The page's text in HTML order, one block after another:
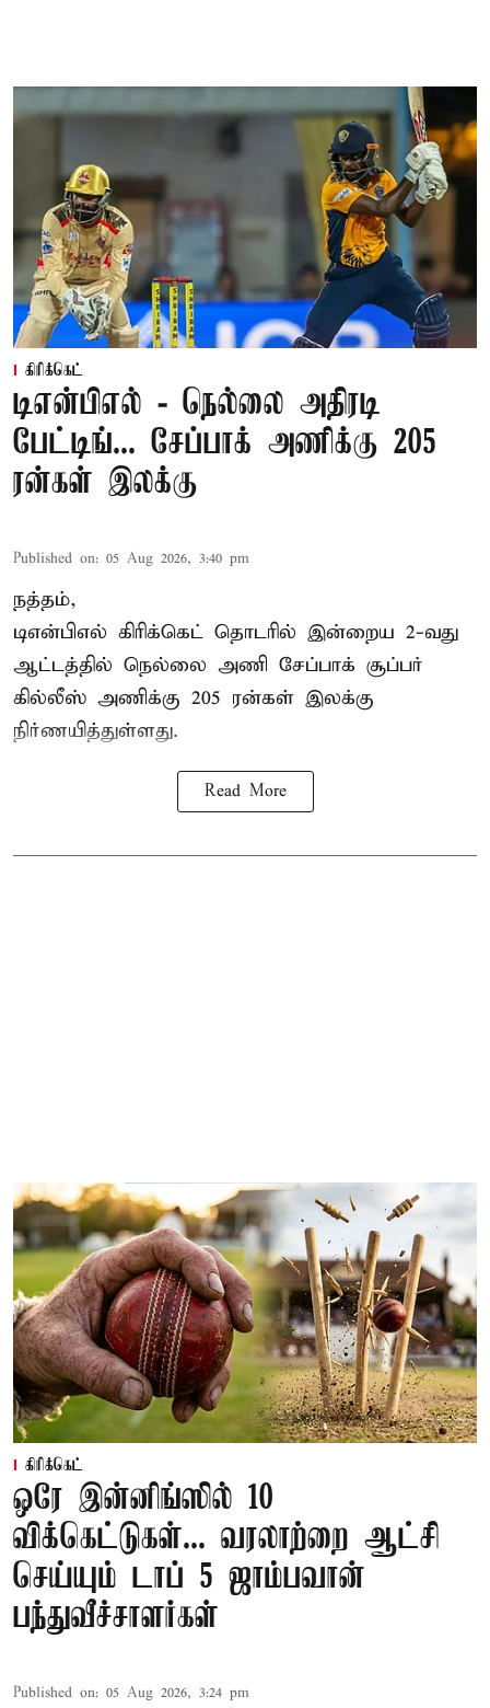
கிரிக்கெட்
டிஎன்பிஎல் - நெல்லை அதிரடி
பேட்டிங்... சேப்பாக் அணிக்கு 205
ரன்கள் இலக்கு
Published on: 05 Aug 2026, 3:40 pm
நத்தம்,
டிஎன்பிஎல் கிரிக்கெட் தொடரில் இன்றைய 2-வது
ஆட்டத்தில் நெல்லை அணி சேப்பாக் சூப்பர்
கில்லீஸ் அணிக்கு 205 ரன்கள் இலக்கு
நிர்ணயித்துள்ளது.
Read More
கிரிக்கெட்
ஒரே இன்னிங்ஸில் 10
விக்கெட்டுகள்... வரலாற்றை ஆட்சி
செய்யும் டாப் 5 ஜாம்பவான்
பந்துவீச்சாளர்கள்
Published on: 05 Aug 2026, 3:24 pm